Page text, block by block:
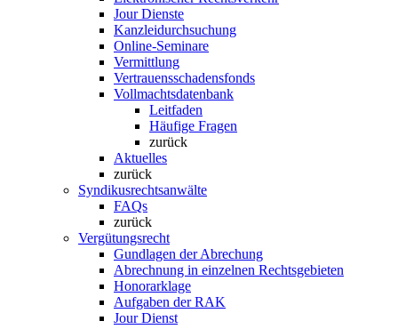
Jour Dienste
Kanzleidurchsuchung
Online-Seminare
Vermittlung
Vertrauensschadensfonds
Vollmachtsdatenbank
Leitfaden
Häufige Fragen
zurück
Aktuelles
zurück
Syndikusrechtsanwälte
FAQs
zurück
Vergütungsrecht
Gundlagen der Abrechung
Abrechnung in einzelnen Rechtsgebieten
Honorarklage
Aufgaben der RAK
Jour Dienst